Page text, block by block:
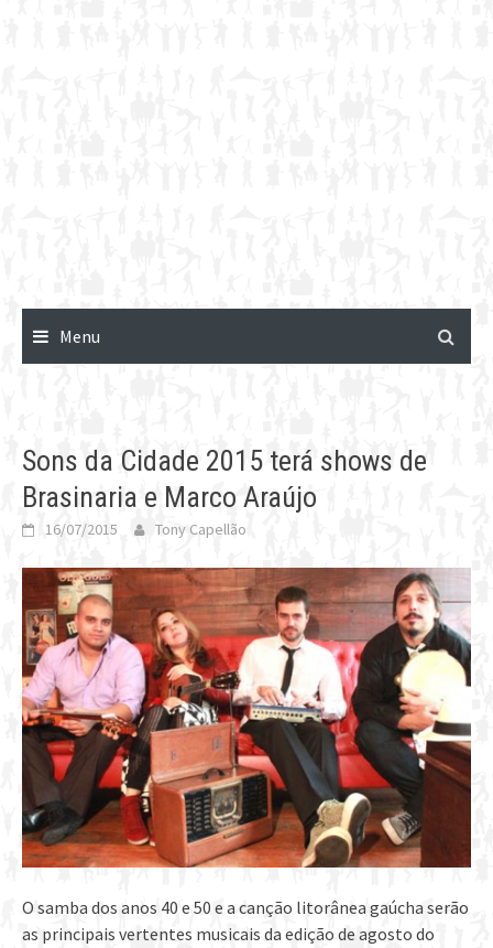
Menu
Sons da Cidade 2015 terá shows de
Brasinaria e Marco Araújo
16/07/2015 Tony Capellão
O samba dos anos 40 e 50 e a canção litorânea gaúcha serão
as principais vertentes musicais da edição de agosto do